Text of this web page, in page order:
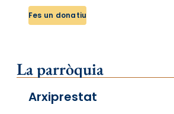
Fes un donatiu
La parròquia
Arxiprestat